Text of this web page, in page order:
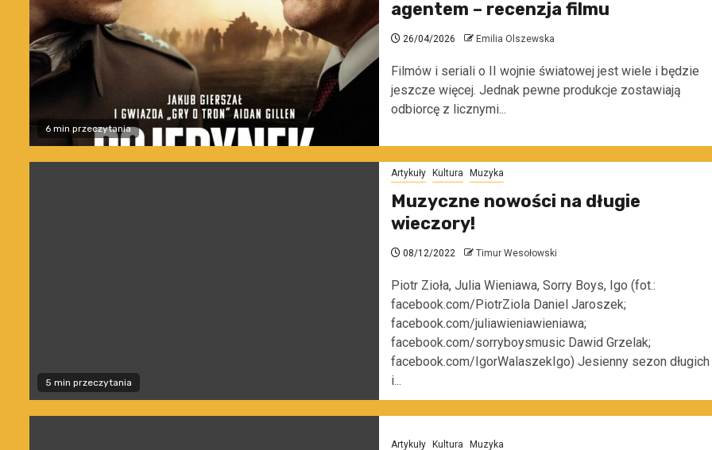
6 min przeczytania
agentem – recenzja filmu
26/04/2026 Emilia Olszewska
Filmów i seriali o II wojnie światowej jest wiele i będzie
jeszcze więcej. Jednak pewne produkcje zostawiają
odbiorcę z licznymi...
5 min przeczytania
Artykuły Kultura Muzyka
Muzyczne nowości na długie
wieczory!
08/12/2022 Timur Wesołowski
Piotr Zioła, Julia Wieniawa, Sorry Boys, Igo (fot.:
facebook.com/PiotrZiola Daniel Jaroszek;
facebook.com/juliawieniawieniawa;
facebook.com/sorryboysmusic Dawid Grzelak;
facebook.com/IgorWalaszekIgo) Jesienny sezon długich
i...
Artykuły Kultura Muzyka